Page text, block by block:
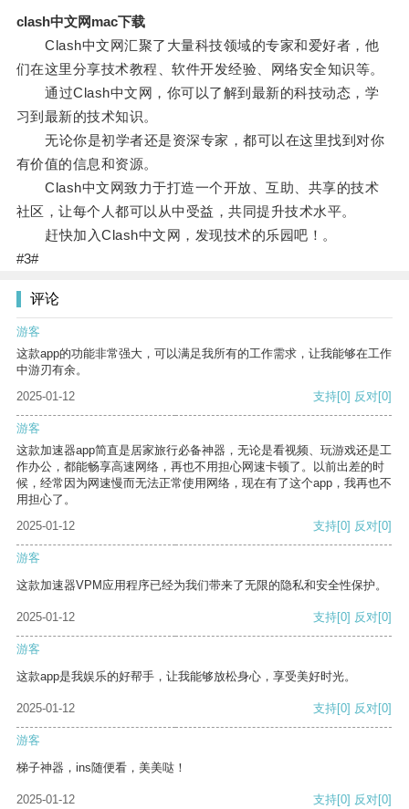
clash中文网mac下载
Clash中文网汇聚了大量科技领域的专家和爱好者，他
们在这里分享技术教程、软件开发经验、网络安全知识等。
通过Clash中文网，你可以了解到最新的科技动态，学
习到最新的技术知识。
无论你是初学者还是资深专家，都可以在这里找到对你
有价值的信息和资源。
Clash中文网致力于打造一个开放、互助、共享的技术
社区，让每个人都可以从中受益，共同提升技术水平。
赶快加入Clash中文网，发现技术的乐园吧！。
#3#
评论
游客
这款app的功能非常强大，可以满足我所有的工作需求，让我能够在工作
中游刃有余。
2025-01-12
支持[0] 反对[0]
游客
这款加速器app简直是居家旅行必备神器，无论是看视频、玩游戏还是工
作办公，都能畅享高速网络，再也不用担心网速卡顿了。以前出差的时
候，经常因为网速慢而无法正常使用网络，现在有了这个app，我再也不
用担心了。
2025-01-12
支持[0] 反对[0]
游客
这款加速器VPM应用程序已经为我们带来了无限的隐私和安全性保护。
2025-01-12 支持[0] 反对[0]
游客
这款app是我娱乐的好帮手，让我能够放松身心，享受美好时光。
2025-01-12 支持[0] 反对[0]
游客
梯子神器，ins随便看，美美哒！
2025-01-12 支持[0] 反对[0]